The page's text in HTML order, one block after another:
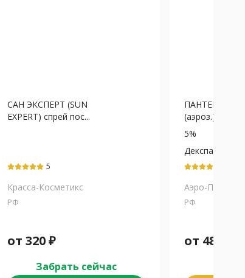
САН ЭКСПЕРТ (SUN
EXPERT) спрей пос...
5
Красса-Косметикс
РФ
от 320₽
Забрать сейчас
ПАНТЕНОЛ
(аэроз.) 5% -
5%
Декспантенол
Аэро-Про
РФ
от 486